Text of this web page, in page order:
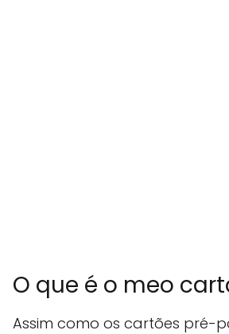
O que é o meo
Assim como os cartões pré-